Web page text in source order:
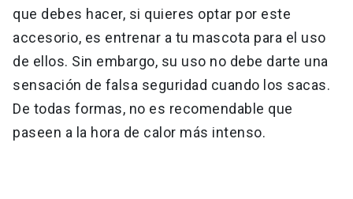
que debes hacer, si quieres optar por este
accesorio, es entrenar a tu mascota para el uso
de ellos. Sin embargo, su uso no debe darte una
sensación de falsa seguridad cuando los sacas.
De todas formas, no es recomendable que
paseen a la hora de calor más intenso.